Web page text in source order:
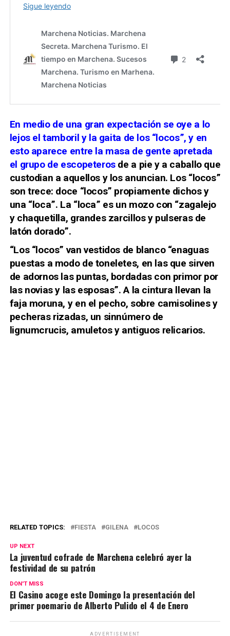
En medio de una gran expectación se oye a lo
lejos el tamboril y la gaita de los “locos”, y en
esto aparece entre la masa de gente apretada
el grupo de escopeterosde a pie y a caballo que
custodian a aquellos y los anuncian. Los “locos”
son trece: doce “locos” propiamente dichos y
una “loca”. La “loca” es un mozo con “zagalejo
y chaquetilla, grandes zarcillos y pulseras de
latón dorado”.
“Los “locos” van vestidos de blanco “enaguas
puestas a modo de toneletes, en las que sirven
de adornos las puntas, bordadas con primor por
las novias y las esposas”. A la cintura llevan la
faja moruna, y en el pecho, sobre camisolines y
pecheras rizadas, un sinnúmero de
lignumcrucis, amuletos y antiguos relicarios.
RELATED TOPICS: FIESTA GILENA LOCOS
UP NEXT
La juventud cofrade de Marchena celebró ayer la
festividad de su patrón
DON'T MISS
El Casino acoge este Domingo la presentación del
primer poemario de Alberto Pulido el 4 de Enero
ADVERTISEMENT